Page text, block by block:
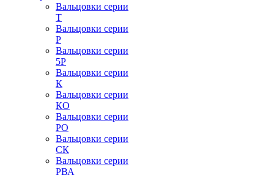
Вальцовки серии
Т
Вальцовки серии
Р
Вальцовки серии
5Р
Вальцовки серии
К
Вальцовки серии
КО
Вальцовки серии
РО
Вальцовки серии
СК
Вальцовки серии
РВА